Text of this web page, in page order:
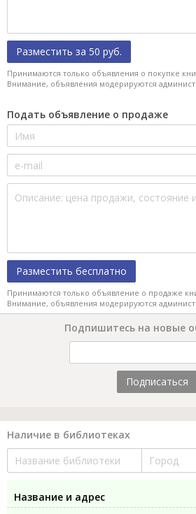
Разместить за 50 руб.
Принимаются только объявления о покупке
Внимание, объявления модерируются
Подать объявление о продаже
Разместить бесплатно
Принимаются только объявление о продаже
Внимание, объявления модерируются
Подпишитесь на новые
Подписаться
Наличие в библиотеках
Название и адрес